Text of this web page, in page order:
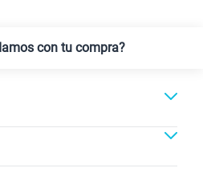
con tu compra?